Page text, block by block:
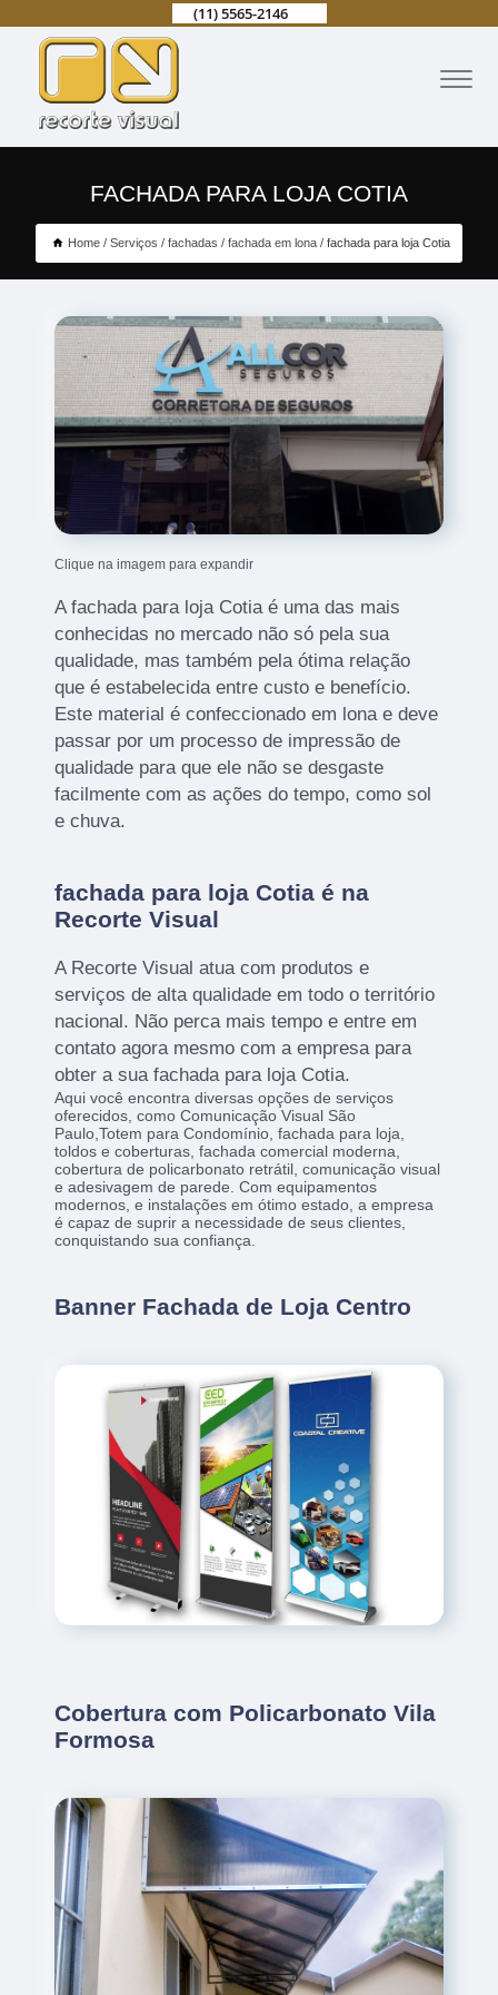
(11) 5565-2146
FACHADA PARA LOJA COTIA
Home Serviços fachadas fachada em lona fachada para loja Cotia
Clique na imagem para expandir
A fachada para loja Cotia é uma das mais
conhecidas no mercado não só pela sua
qualidade, mas também pela ótima relação
que é estabelecida entre custo e benefício.
Este material é confeccionado em lona e deve
passar por um processo de impressão de
qualidade para que ele não se desgaste
facilmente com as ações do tempo, como sol
e chuva.
fachada para loja Cotia é na
Recorte Visual
A Recorte Visual atua com produtos e
serviços de alta qualidade em todo o território
nacional. Não perca mais tempo e entre em
contato agora mesmo com a empresa para
obter a sua fachada para loja Cotia.
Aqui você encontra diversas opções de serviços
oferecidos, como Comunicação Visual São
Paulo,Totem para Condomínio, fachada para loja,
toldos e coberturas, fachada comercial moderna,
cobertura de policarbonato retrátil, comunicação visual
e adesivagem de parede. Com equipamentos
modernos, e instalações em ótimo estado, a empresa
é capaz de suprir a necessidade de seus clientes,
conquistando sua confiança.
Banner Fachada de Loja Centro
Cobertura com Policarbonato Vila
Formosa